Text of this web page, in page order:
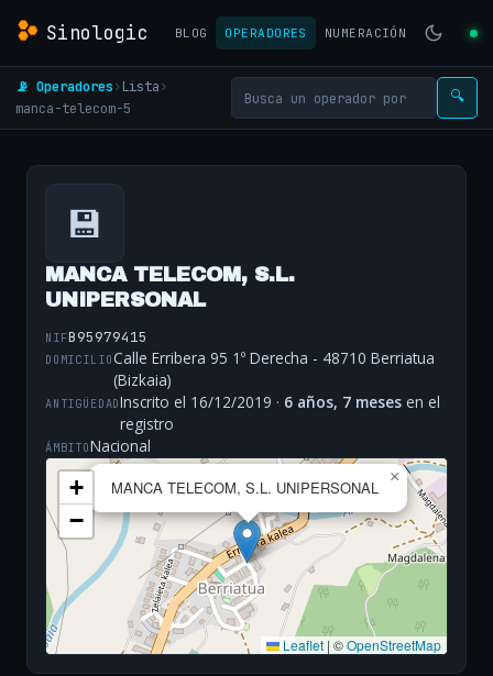
Sinologic BLOG OPERADORES NUMERACIÓN
📡 Operadores› Lista›
manca-telecom-5
🔍
💾
MANCA TELECOM, S.L.
UNIPERSONAL
NIFB95979415
DOMICILIOCalle Erribera 95 1º Derecha - 48710 Berriatua
(Bizkaia)
ANTIGÜEDADInscrito el 16/12/2019 · 6 años, 7 meses en el
registro
ÁMBITONacional
MANCA TELECOM, S.L. UNIPERSONAL
×
+
−
Leaflet | ©OpenStreetMap